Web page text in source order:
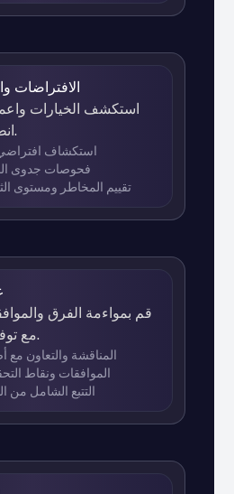
الافتراضات
استكشف الخيارات
انطلاقًا من الأهداف.
استكشاف افتراضي
فحوصات جدوى
تقييم المخاطر ومستوى
قم بمواءمة الفرق
مع توفر السياق الكامل.
المناقشة والتعاون
الموافقات ونقاط
التتبع الشامل من